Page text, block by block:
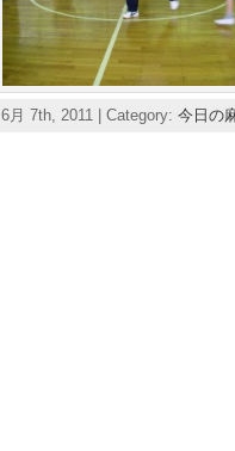
6月 7th, 2011 | Category: 今日の